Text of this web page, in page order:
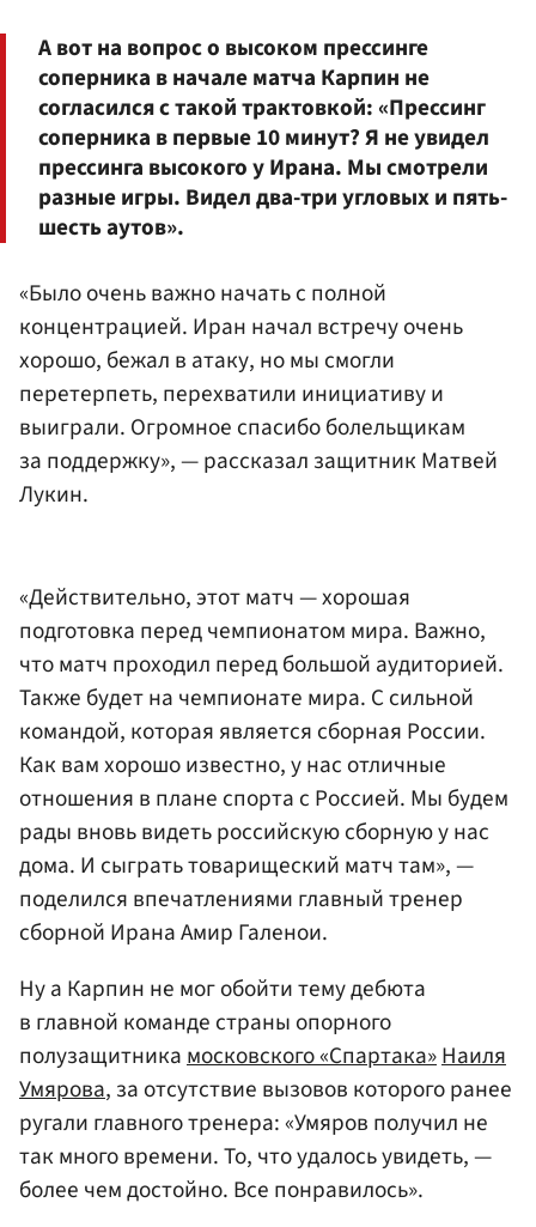
А вот на вопрос о высоком прессинге
соперника в начале матча Карпин не
согласился с такой трактовкой: «Прессинг
соперника в первые 10 минут? Я не увидел
прессинга высокого у Ирана. Мы смотрели
разные игры. Видел два-три угловых и пять-
шесть аутов».
«Было очень важно начать с полной
концентрацией. Иран начал встречу очень
хорошо, бежал в атаку, но мы смогли
перетерпеть, перехватили инициативу и
выиграли. Огромное спасибо болельщикам
за поддержку», — рассказал защитник Матвей
Лукин.
«Действительно, этот матч — хорошая
подготовка перед чемпионатом мира. Важно,
что матч проходил перед большой аудиторией.
Также будет на чемпионате мира. С сильной
командой, которая является сборная России.
Как вам хорошо известно, у нас отличные
отношения в плане спорта с Россией. Мы будем
рады вновь видеть российскую сборную у нас
дома. И сыграть товарищеский матч там», —
поделился впечатлениями главный тренер
сборной Ирана Амир Галенои.
Ну а Карпин не мог обойти тему дебюта
в главной команде страны опорного
полузащитникамосковского «Спартака»Наиля
Умярова, за отсутствие вызовов которого ранее
ругали главного тренера: «Умяров получил не
так много времени. То, что удалось увидеть, —
более чем достойно. Все понравилось».